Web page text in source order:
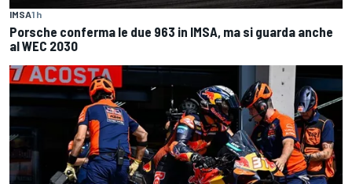
IMSA1 h
Porsche conferma le due 963 in IMSA, ma si guarda anche
al WEC 2030